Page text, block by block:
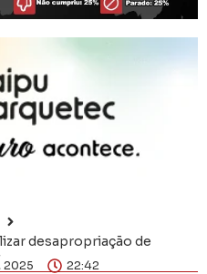
desapropriação de
2025
22:42